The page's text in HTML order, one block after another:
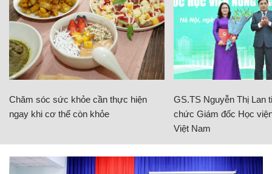
Chăm sóc sức khỏe cần thực hiện
ngay khi cơ thể còn khỏe
GS.TS Nguyễn Thị Lan
chức Giám đốc Học
Việt Nam